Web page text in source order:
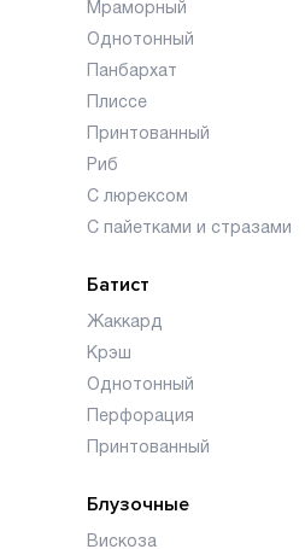
Мраморный
Однотонный
Панбархат
Плиссе
Принтованный
Риб
С люрексом
С пайетками и стразами
Батист
Жаккард
Крэш
Однотонный
Перфорация
Принтованный
Блузочные
Вискоза